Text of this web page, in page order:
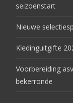
seizoenstart
Nieuwe
Kledinguitgifte
Voorbereiding
bekerronde